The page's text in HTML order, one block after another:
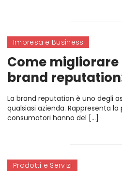
Impresa e Business
Come
brand
efficaci
La brand reputation è uno degli
qualsiasi azienda. Rappresenta
consumatori hanno del […]
Prodotti e Servizi